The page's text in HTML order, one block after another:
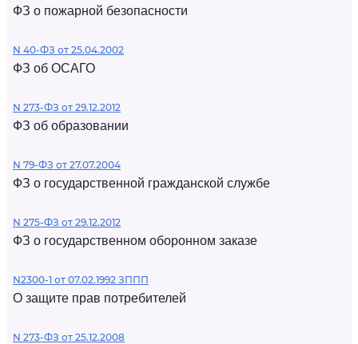
ФЗ о пожарной безопасности
N 40-ФЗ от 25.04.2002
ФЗ об ОСАГО
N 273-ФЗ от 29.12.2012
ФЗ об образовании
N 79-ФЗ от 27.07.2004
ФЗ о государственной гражданской службе
N 275-ФЗ от 29.12.2012
ФЗ о государственном оборонном заказе
N2300-1 от 07.02.1992 ЗППП
О защите прав потребителей
N 273-ФЗ от 25.12.2008